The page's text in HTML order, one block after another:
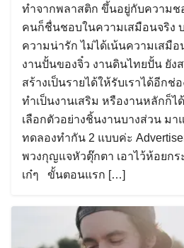
ทำจากพลาสติก ขึ้นอยู่กับความช
คนก็ชื่นชอบในความเสมือนจริง
ความน่ารัก ไม่ได้เน้นความเสมื
งานปั้นของจิ๋ว งานดินไทยปั้น ยัง
สร้างเป็นรายได้ให้รับเราได้อีกช่
ทำเป็นงานเสริม หรืองานหลักก็
เลือกตัวอย่างชิ้นงานบางส่วน ม
ทดลองทำกัน 2 แบบค่ะ
พวงกุญแจหัวตุ๊กตา เอาไว้ห้อยก
เก๋ๆ ขั้นตอนแรก […]